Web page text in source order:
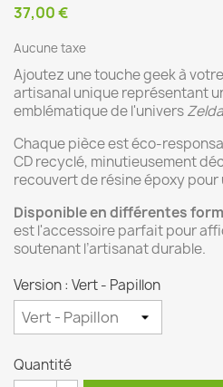
37,00 €
Aucune taxe
Ajoutez une touche geek à
artisanal unique représentant
emblématique de l'universZelda
Chaque pièce est éco-
CD recyclé, minutieusement
recouvert de résine époxy pour
Disponible en différentes
est l'accessoire parfait pour
soutenant l’artisanat durable.
Version : Vert - Papillon
Quantité